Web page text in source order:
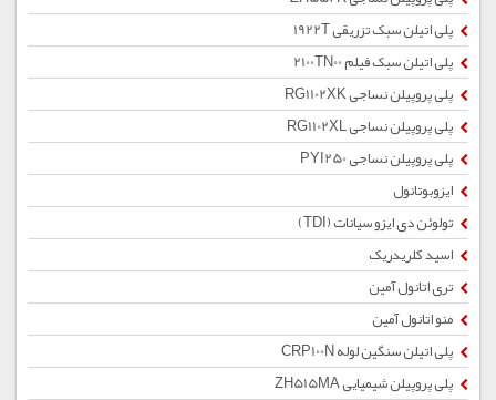
پلی اتیلن سبک تزریقی 1922T
پلی اتیلن سبک فیلم 2100TN00
پلی پروپیلن نساجی RG1102XK
پلی پروپیلن نساجی RG1102XL
پلی پروپیلن نساجی PYI250
ایزوبوتانول
تولوئن دی ایزو سیانات (TDI)
اسید کلریدریک
تری اتانول آمین
منو اتانول آمین
پلی اتیلن سنگین لوله CRP100N
پلی پروپیلن شیمیایی ZH515MA